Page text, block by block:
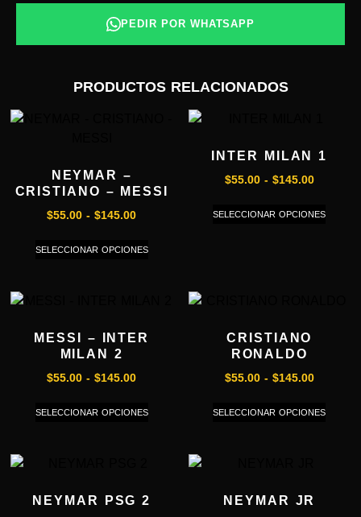
PEDIR POR WHATSAPP
PRODUCTOS RELACIONADOS
NEYMAR –
CRISTIANO – MESSI
$55.00 - $145.00
SELECCIONAR OPCIONES
INTER MILAN 1
$55.00 - $145.00
SELECCIONAR OPCIONES
MESSI – INTER
MILAN 2
$55.00 - $145.00
SELECCIONAR OPCIONES
CRISTIANO
RONALDO
$55.00 - $145.00
SELECCIONAR OPCIONES
NEYMAR PSG 2 NEYMAR JR